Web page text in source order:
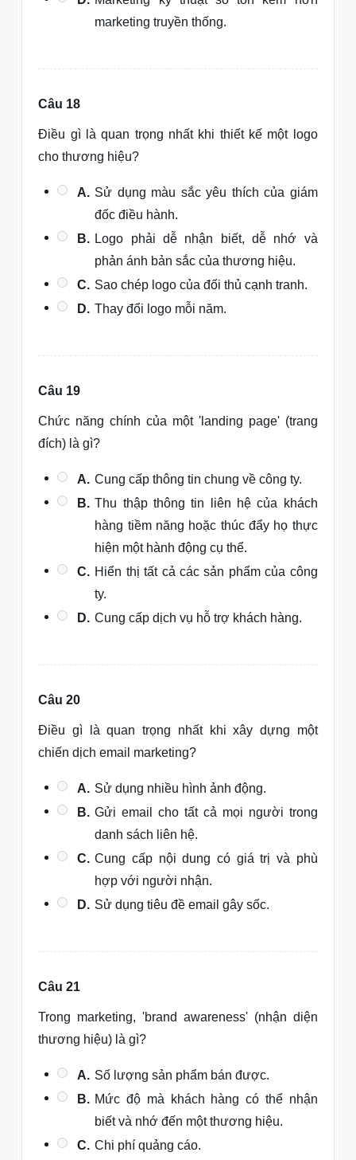
marketing truyền thống.
Câu 18
Điều gì là quan trọng nhất khi thiết kế một logo
cho thương hiệu?
A. Sử dụng màu sắc yêu thích của giám
đốc điều hành.
B. Logo phải dễ nhận biết, dễ nhớ và
phản ánh bản sắc của thương hiệu.
C. Sao chép logo của đối thủ cạnh tranh.
D. Thay đổi logo mỗi năm.
Câu 19
Chức năng chính của một 'landing page' (trang
đích) là gì?
A. Cung cấp thông tin chung về công ty.
B. Thu thập thông tin liên hệ của khách
hàng tiềm năng hoặc thúc đẩy họ thực
hiện một hành động cụ thể.
C. Hiển thị tất cả các sản phẩm của công
ty.
D. Cung cấp dịch vụ hỗ trợ khách hàng.
Câu 20
Điều gì là quan trọng nhất khi xây dựng một
chiến dịch email marketing?
A. Sử dụng nhiều hình ảnh động.
B. Gửi email cho tất cả mọi người trong
danh sách liên hệ.
C. Cung cấp nội dung có giá trị và phù
hợp với người nhận.
D. Sử dụng tiêu đề email gây sốc.
Câu 21
Trong marketing, 'brand awareness' (nhận diện
thương hiệu) là gì?
A. Số lượng sản phẩm bán được.
B. Mức độ mà khách hàng có thể nhận
biết và nhớ đến một thương hiệu.
C. Chi phí quảng cáo.